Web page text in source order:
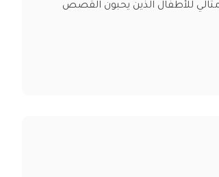
مثالي للأطفال الذين يحبون القصص